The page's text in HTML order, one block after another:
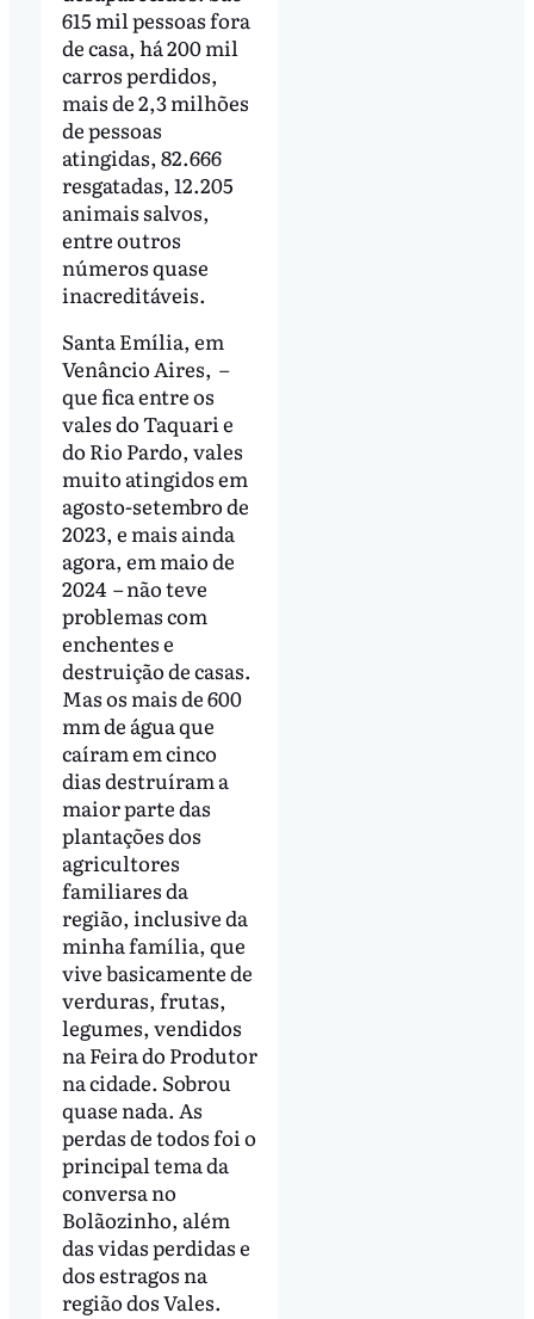
615 mil pessoas fora
de casa, há 200 mil
carros perdidos,
mais de 2,3 milhões
de pessoas
atingidas, 82.666
resgatadas, 12.205
animais salvos,
entre outros
números quase
inacreditáveis.
Santa Emília, em
Venâncio Aires, –
que fica entre os
vales do Taquari e
do Rio Pardo, vales
muito atingidos em
agosto-setembro de
2023, e mais ainda
agora, em maio de
2024 – não teve
problemas com
enchentes e
destruição de casas.
Mas os mais de 600
mm de água que
caíram em cinco
dias destruíram a
maior parte das
plantações dos
agricultores
familiares da
região, inclusive da
minha família, que
vive basicamente de
verduras, frutas,
legumes, vendidos
na Feira do Produtor
na cidade. Sobrou
quase nada. As
perdas de todos foi o
principal tema da
conversa no
Bolãozinho, além
das vidas perdidas e
dos estragos na
região dos Vales.